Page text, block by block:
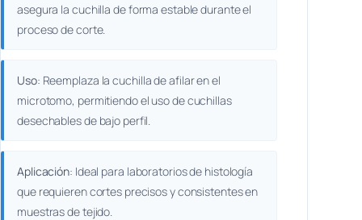
asegura la cuchilla de forma estable durante el
proceso de corte.
Uso: Reemplaza la cuchilla de afilar en el
microtomo, permitiendo el uso de cuchillas
desechables de bajo perfil.
Aplicación: Ideal para laboratorios de histología
que requieren cortes precisos y consistentes en
muestras de tejido.